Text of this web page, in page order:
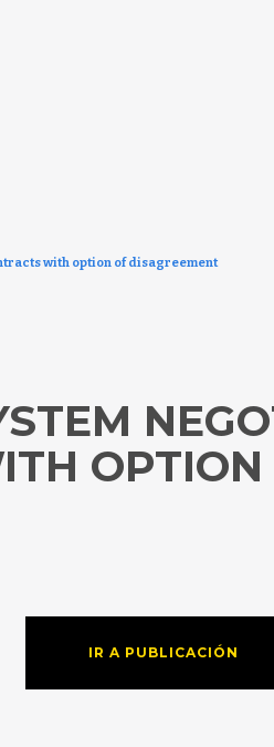
with option of disagreement
IR A PUBLICACIÓN